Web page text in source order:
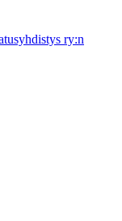
ry:n